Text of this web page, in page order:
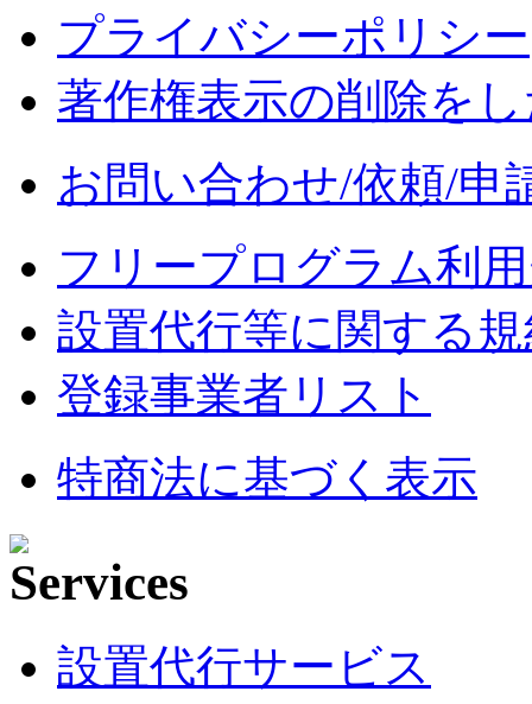
プライバシーポリシー
著作権表示の削除を
お問い合わせ/依頼/申
フリープログラム利
設置代行等に関する
登録事業者リスト
特商法に基づく表示
設置代行サービス